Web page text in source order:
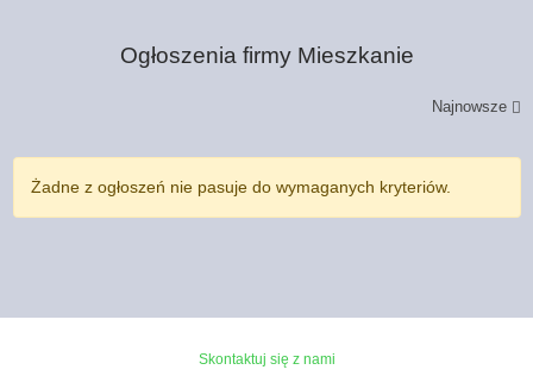
Ogłoszenia firmy Mieszkanie
Najnowsze
Żadne z ogłoszeń nie pasuje do wymaganych kryteriów.
Skontaktuj się z nami